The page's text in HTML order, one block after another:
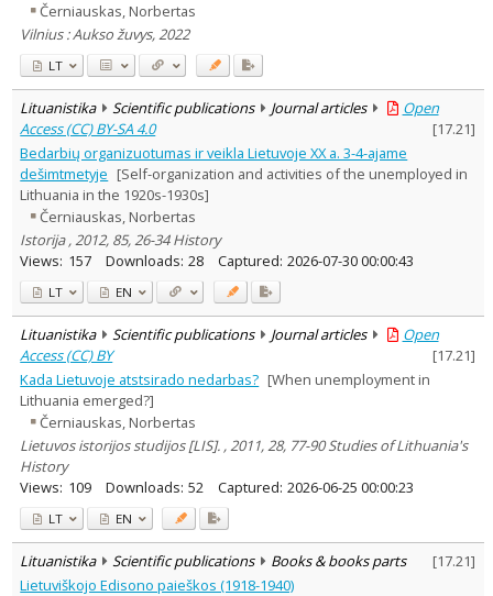
Černiauskas, Norbertas
Vilnius : Aukso žuvys, 2022
LT
Lituanistika Scientific publications Journal articles
Open
Access (CC) BY-SA 4.0
[17.21]
Bedarbių organizuotumas ir veikla Lietuvoje XX a. 3-4-ajame
dešimtmetyje [Self-organization and activities of the unemployed in
Lithuania in the 1920s-1930s]
Černiauskas, Norbertas
Istorija , 2012, 85, 26-34 History
Views: 157 Downloads: 28 Captured: 2026-07-30 00:00:43
LT EN
Lituanistika Scientific publications Journal articles
Open
Access (CC) BY
[17.21]
Kada Lietuvoje atstsirado nedarbas? [When unemployment in
Lithuania emerged?]
Černiauskas, Norbertas
Lietuvos istorijos studijos [LIS]. , 2011, 28, 77-90 Studies of Lithuania's
History
Views: 109 Downloads: 52 Captured: 2026-06-25 00:00:23
LT EN
Lituanistika Scientific publications Books & books parts [17.21]
Lietuviškojo Edisono paieškos (1918-1940)